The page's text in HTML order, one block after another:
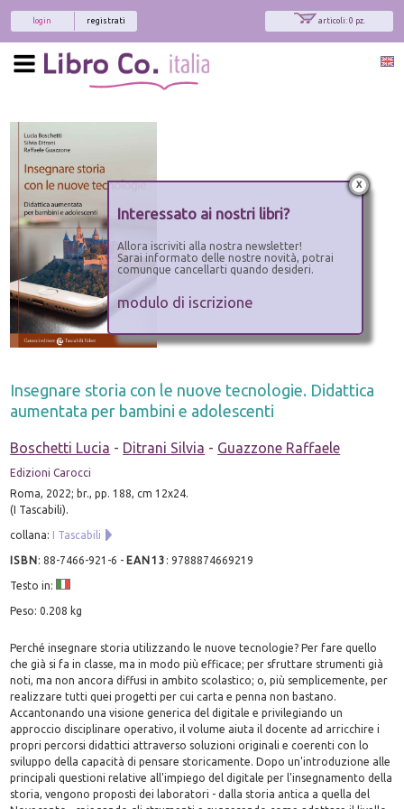
articoli: 0 pz.
registrati
login
Insegnare storia con le nuove tecnologie. Didattica
aumentata per bambini e adolescenti
Boschetti Lucia - Ditrani Silvia - Guazzone Raffaele
Edizioni Carocci
Roma, 2022; br., pp. 188, cm 12x24.
(I Tascabili).
collana: I Tascabili
ISBN:88-7466-921-6 - EAN13 :9788874669219
Testo in:
Peso: 0.208 kg
Perché insegnare storia utilizzando le nuove tecnologie? Per fare quello
che già si fa in classe, ma in modo più efficace; per sfruttare strumenti già
noti, ma non ancora diffusi in ambito scolastico; o, più semplicemente, per
realizzare tutti quei progetti per cui carta e penna non bastano.
Accantonando una visione generica del digitale e privilegiando un
approccio disciplinare operativo, il volume aiuta il docente ad arricchire i
propri percorsi didattici attraverso soluzioni originali e coerenti con lo
sviluppo della capacità di pensare storicamente. Dopo un'introduzione alle
principali questioni relative all'impiego del digitale per l'insegnamento della
storia, vengono proposti dei laboratori - dalla storia antica a quella del
x
Interessato ai nostri libri?
Allora iscriviti alla nostra newsletter!
Sarai informato delle nostre novità, potrai
comunque cancellarti quando desideri.
modulo di iscrizione